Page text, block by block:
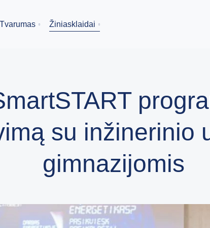
Tvarumas Žiniasklaidai
su inžinerinio
gimnazijomis